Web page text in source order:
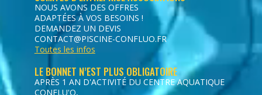
NOUS AVONS DES OFFRES
ADAPTÉES À VOS BESOINS !
DEMANDEZ UN DEVIS
CONTACT@PISCINE-CONFLUO.FR
Toutes les infos
LE BONNET N’EST PLUS OBLIGATOIRE
APRÈS 1 AN D'ACTIVITÉ DU CENTRE AQUATIQUE
CONFLU'O,